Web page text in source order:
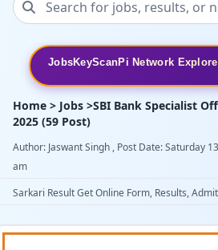
JobsKeyScanPi Network
Home > Jobs >SBI Bank Specialist
2025 (59 Post)
Author: Jaswant Singh , Post Date: Saturday
am
Sarkari Result Get Online Form, Results,